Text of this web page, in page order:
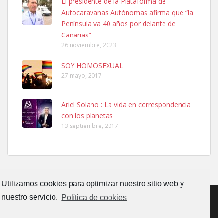
Utilizamos cookies para optimizar nuestro sitio web y
nuestro servicio. Política de cookies
PERRO MACHO RAZA SHIBA CON MICROCHIP PERDIDO HOY
06/07/2025 ZONA MESA Y LOPEZ. ES MUY ASUSTADIZO
Leales.org » Gran Canaria
6.7.2025
Ninfa perdida
El día 5 se los perdió una ninfa papillera, asustada tiene miedo a la
calle, se perdió por la zon...
Autocaravanas Autónomas afirma que “la
Península va 40 años por delante de
Canarias”
26 noviembre, 2023
SOY HOMOSEXUAL
27 mayo, 2017
Ariel Solano : La vida en correspondencia
con los planetas
13 septiembre, 2017